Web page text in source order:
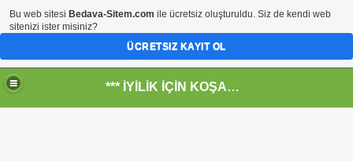
*** İYİLİK İÇİN KOŞANLARIN YERİ***
Bu web sitesi Bedava-Sitem.com ile ücretsiz oluşturuldu. Siz de kendi web
sitenizi ister misiniz?
ÜCRETSIZ KAYIT OL